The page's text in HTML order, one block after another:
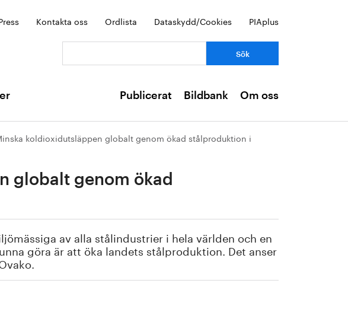
Kontakta oss Ordlista Dataskydd/Cookies PIAplus
Publicerat Bildbank Om oss
koldioxidutsläppen globalt genom ökad stålproduktion i
globalt genom ökad
av alla stålindustrier i hela världen och en
göra är att öka landets stålproduktion. Det anser